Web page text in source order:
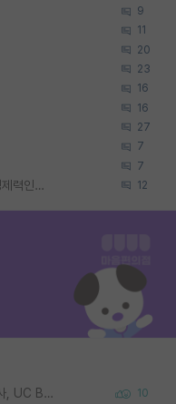
9
11
20
23
16
16
27
7
7
박사진학하기에 2억은 괜찮은 (?) 정도의 경제력인가요 12
Korea University 수학, 컴퓨터과학 이학사, UC Berkeley 산업공학 대학원 공학박사가 되는 것은 쉽지 않겠죠? 10